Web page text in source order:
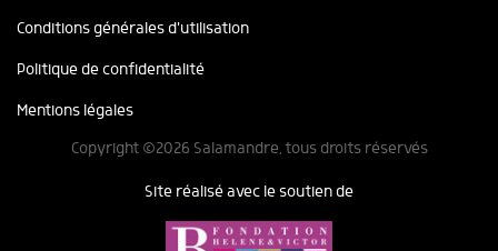
Conditions générales d'utilisation
Politique de confidentialité
Mentions légales
Copyright ©2026 Salamandre, tous droits réservés
Site réalisé avec le soutien de